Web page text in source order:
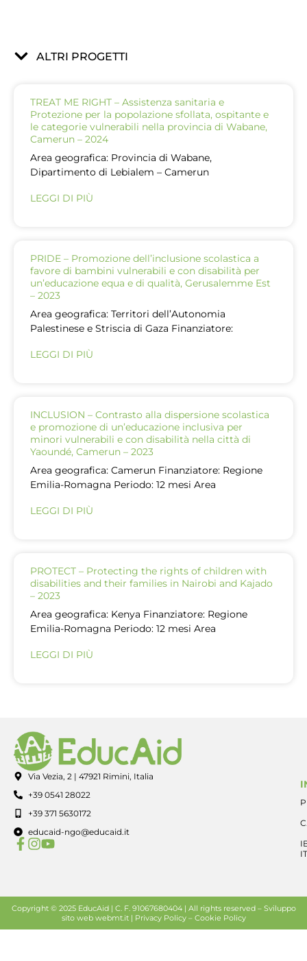
ALTRI PROGETTI
TREAT ME RIGHT – Assistenza sanitaria e
Protezione per la popolazione sfollata, ospitante e
le categorie vulnerabili nella provincia di Wabane,
Camerun – 2024
Area geografica: Provincia di Wabane,
Dipartimento di Lebialem – Camerun
LEGGI DI PIÙ
PRIDE – Promozione dell’inclusione scolastica a
favore di bambini vulnerabili e con disabilità per
un’educazione equa e di qualità, Gerusalemme Est
– 2023
Area geografica: Territori dell’Autonomia
Palestinese e Striscia di Gaza Finanziatore:
LEGGI DI PIÙ
INCLUSION – Contrasto alla dispersione scolastica
e promozione di un’educazione inclusiva per
minori vulnerabili e con disabilità nella città di
Yaoundé, Camerun – 2023
Area geografica: Camerun Finanziatore: Regione
Emilia-Romagna Periodo: 12 mesi Area
LEGGI DI PIÙ
PROTECT – Protecting the rights of children with
disabilities and their families in Nairobi and Kajado
– 2023
Area geografica: Kenya Finanziatore: Regione
Emilia-Romagna Periodo: 12 mesi Area
LEGGI DI PIÙ
Via Vezia, 2 | 47921 Rimini, Italia
+39 0541 28022
+39 371 5630172
educaid-ngo@educaid.it
Copyright © 2025 EducAid | C. F. 91067680404 | All rights reserved – Sviluppo
sito webwebmt.it | Privacy Policy– Cookie Policy